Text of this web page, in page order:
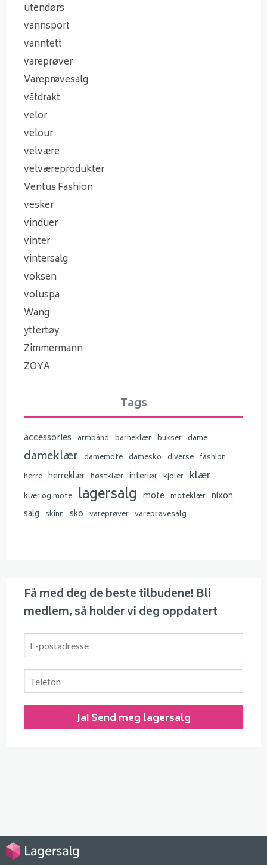
utendørs
vannsport
vanntett
vareprøver
Vareprøvesalg
våtdrakt
velor
velour
velvære
velværeprodukter
Ventus Fashion
vesker
vinduer
vinter
vintersalg
voksen
voluspa
Wang
yttertøy
Zimmermann
ZOYA
Tags
accessories armbånd barneklær bukser dame
dameklær damemote damesko diverse fashion
herre herreklær høstklær interiør kjoler klær
klær og mote lagersalg mote moteklær nixon
salg skinn sko vareprøver vareprøvesalg
Få med deg de beste tilbudene! Bli
medlem, så holder vi deg oppdatert